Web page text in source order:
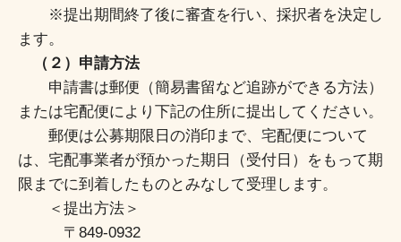
※提出期間終了後に審査を行い、採択者を決定し
ます。
（２）申請方法
申請書は郵便（簡易書留など追跡ができる方法）
または宅配便により下記の住所に提出してください。
郵便は公募期限日の消印まで、宅配便について
は、宅配事業者が預かった期日（受付日）をもって期
限までに到着したものとみなして受理します。
＜提出方法＞
〒849-0932